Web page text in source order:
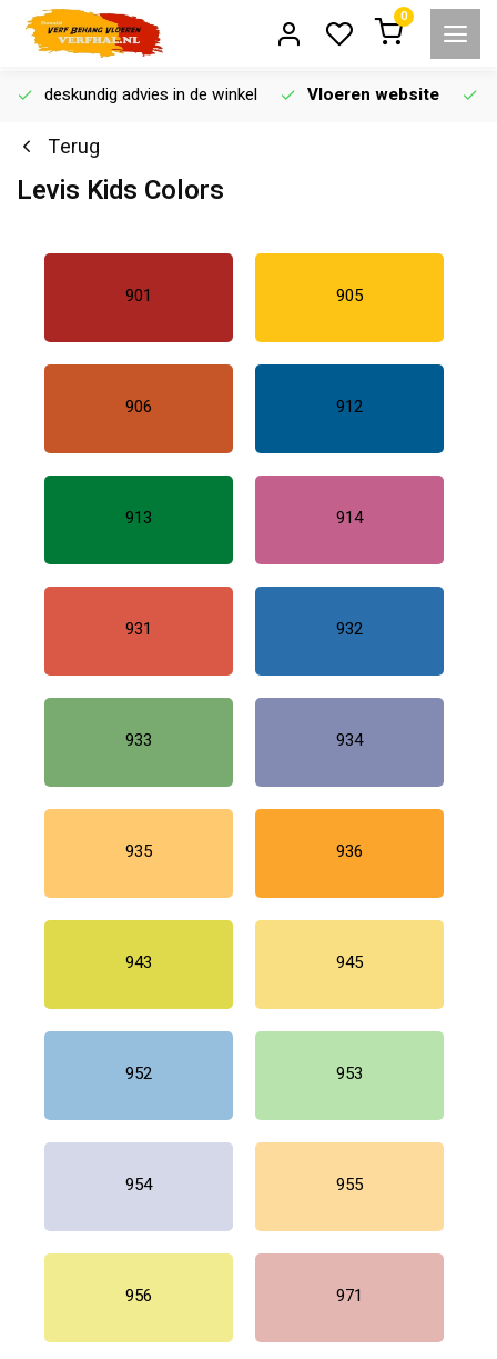
0
deskundig advies in de winkel Vloeren website
Terug
Levis Kids Colors
901 905
906 912
913 914
931 932
933 934
935 936
943 945
952 953
954 955
956 971